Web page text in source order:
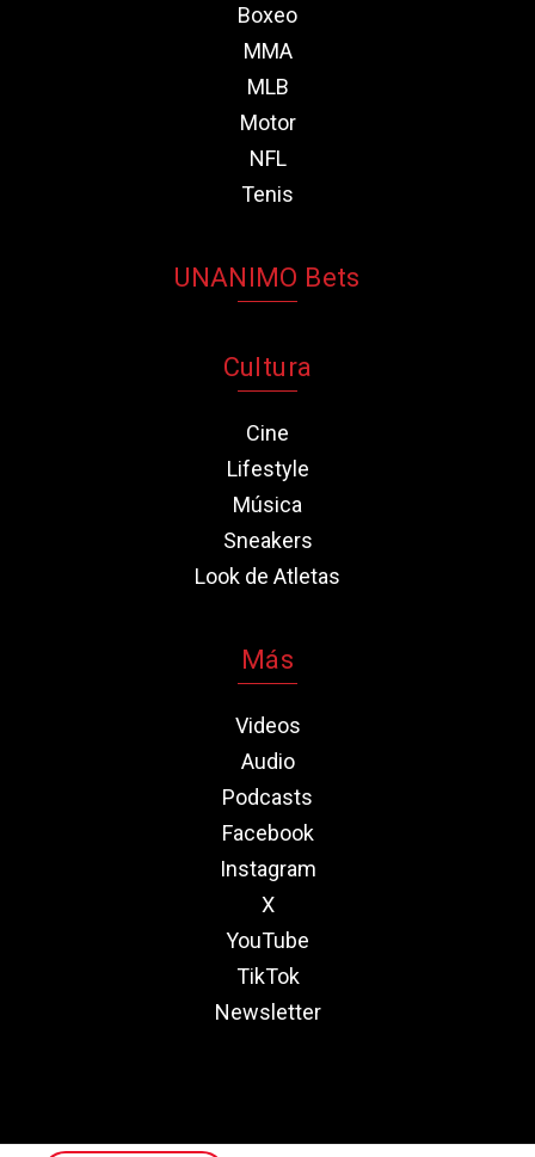
Boxeo
MMA
MLB
Motor
NFL
Tenis
UNANIMO Bets
Cultura
Cine
Lifestyle
Música
Sneakers
Look de Atletas
Más
Videos
Audio
Podcasts
Facebook
Instagram
X
YouTube
TikTok
Newsletter